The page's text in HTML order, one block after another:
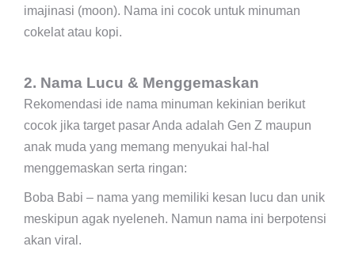
imajinasi (moon). Nama ini cocok untuk minuman
cokelat atau kopi.
2. Nama Lucu & Menggemaskan
Rekomendasi ide nama minuman kekinian berikut
cocok jika target pasar Anda adalah Gen Z maupun
anak muda yang memang menyukai hal-hal
menggemaskan serta ringan:
Boba Babi – nama yang memiliki kesan lucu dan unik
meskipun agak nyeleneh. Namun nama ini berpotensi
akan viral.